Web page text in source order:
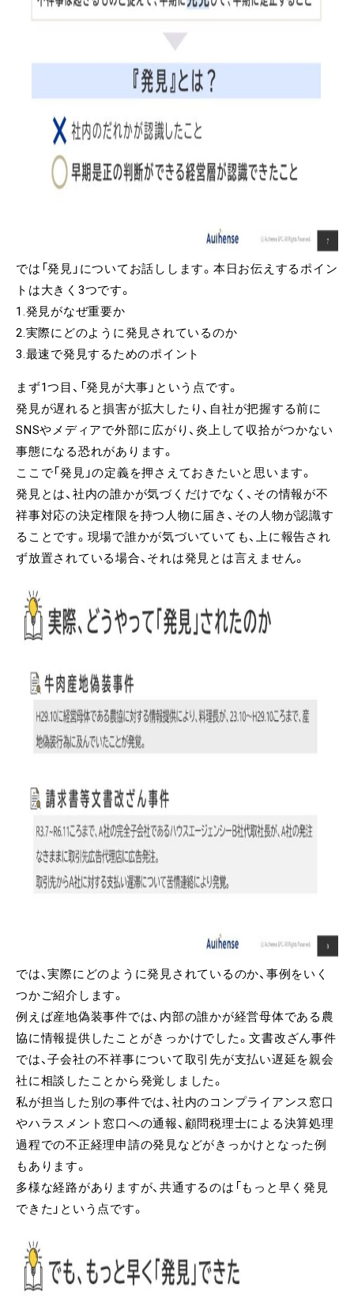
では「発見」についてお話しします。本日お伝えするポイン
トは大きく3つです。
1.発見がなぜ重要か
2.実際にどのように発見されているのか
3.最速で発見するためのポイント
まず1つ目、「発見が大事」という点です。
発見が遅れると損害が拡大したり、自社が把握する前に
SNSやメディアで外部に広がり、炎上して収拾がつかない
事態になる恐れがあります。
ここで「発見」の定義を押さえておきたいと思います。
発見とは、社内の誰かが気づくだけでなく、その情報が不
祥事対応の決定権限を持つ人物に届き、その人物が認識す
ることです。現場で誰かが気づいていても、上に報告され
ず放置されている場合、それは発見とは言えません。
では、実際にどのように発見されているのか、事例をいく
つかご紹介します。
例えば産地偽装事件では、内部の誰かが経営母体である農
協に情報提供したことがきっかけでした。文書改ざん事件
では、子会社の不祥事について取引先が支払い遅延を親会
社に相談したことから発覚しました。
私が担当した別の事件では、社内のコンプライアンス窓口
やハラスメント窓口への通報、顧問税理士による決算処理
過程での不正経理申請の発見などがきっかけとなった例
もあります。
多様な経路がありますが、共通するのは「もっと早く発見
できた」という点です。